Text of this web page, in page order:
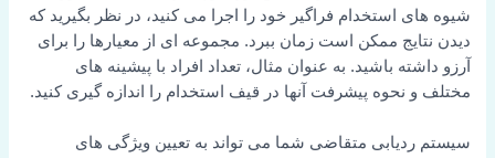
شیوه های استخدام فراگیر خود را اجرا می کنید، در نظر بگیرید که
دیدن نتایج ممکن است زمان ببرد. مجموعه ای از معیارها را برای
آرزو داشته باشید. به عنوان مثال، تعداد افراد با پیشینه های
مختلف و نحوه پیشرفت آنها در قیف استخدام را اندازه گیری کنید.
سیستم ردیابی متقاضی شما می تواند به تعیین ویژگی های